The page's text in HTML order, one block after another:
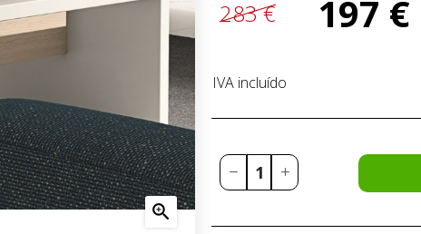

283 € 197 €
IVA incluído